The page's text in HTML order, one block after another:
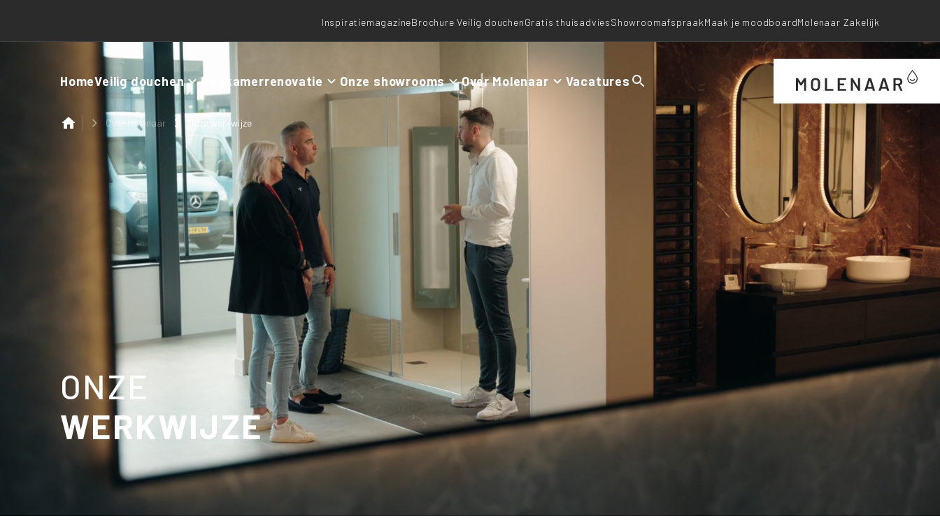
InspiratiemagazineBrochure Veilig douchenGratis thuisadviesShowroomafspraakMaak je moodboardMolenaar Zakelijk
HomeVeilig douchen Badkamerrenovatie Onze showrooms Over Molenaar Vacatures
Over Molenaar Onze werkwijze
ONZE
WERKWIJZE